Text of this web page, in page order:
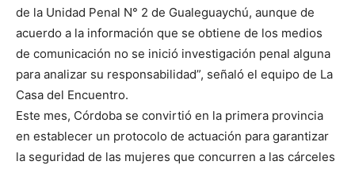
de la Unidad Penal N° 2 de Gualeguaychú, aunque de
acuerdo a la información que se obtiene de los medios
de comunicación no se inició investigación penal alguna
para analizar su responsabilidad”, señaló el equipo de La
Casa del Encuentro.
Este mes, Córdoba se convirtió en la primera provincia
en establecer un protocolo de actuación para garantizar
la seguridad de las mujeres que concurren a las cárceles